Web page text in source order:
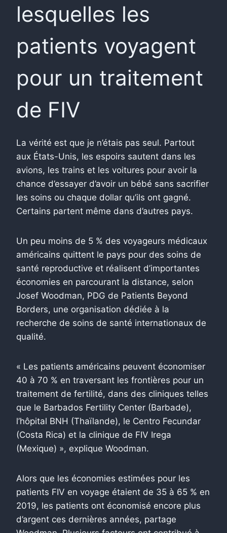
lesquelles les
patients voyagent
pour un traitement
de FIV
La vérité est que je n’étais pas seul. Partout
aux États-Unis, les espoirs sautent dans les
avions, les trains et les voitures pour avoir la
chance d’essayer d’avoir un bébé sans sacrifier
les soins ou chaque dollar qu’ils ont gagné.
Certains partent même dans d’autres pays.
Un peu moins de 5 % des voyageurs médicaux
américains quittent le pays pour des soins de
santé reproductive et réalisent d’importantes
économies en parcourant la distance, selon
Josef Woodman, PDG de Patients Beyond
Borders, une organisation dédiée à la
recherche de soins de santé internationaux de
qualité.
« Les patients américains peuvent économiser
40 à 70 % en traversant les frontières pour un
traitement de fertilité, dans des cliniques telles
que le Barbados Fertility Center (Barbade),
l’hôpital BNH (Thaïlande), le Centro Fecundar
(Costa Rica) et la clinique de FIV Irega
(Mexique) », explique Woodman.
Alors que les économies estimées pour les
patients FIV en voyage étaient de 35 à 65 % en
2019, les patients ont économisé encore plus
d’argent ces dernières années, partage